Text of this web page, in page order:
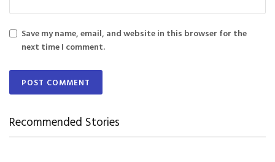
Save my name, email, and website in this browser for the
next time I comment.
Recommended Stories